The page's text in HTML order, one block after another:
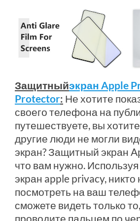
Защитныйэкран Apple
Protector: Не хотите
своего телефона на
путешествуете, вы
другие люди не могли
экран? Защитный экран
что вам нужно.
экран apple privacy,
посмотреть на ваш
сможете видеть только
проводите пальцем по